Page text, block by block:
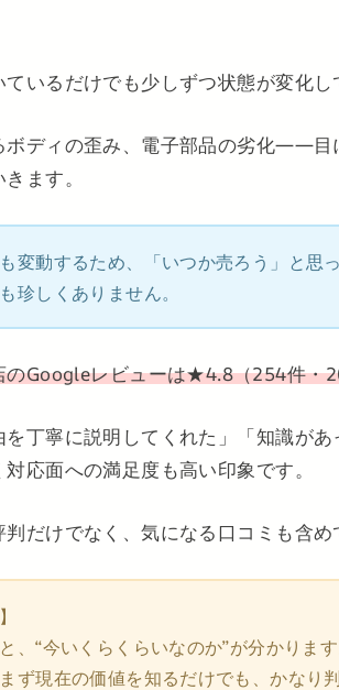
いるだけでも少しずつ状態が変化し
ボディの歪み、電子部品の劣化——目
ます。
変動するため、「いつか売ろう」と思
珍しくありません。
のGoogleレビューは★4.8（254件・
丁寧に説明してくれた」「知識が
応面への満足度も高い印象です。
だけでなく、気になる口コミも含め
、“今いくらくらいなのか”が分かりま
ず現在の価値を知るだけでも、かなり